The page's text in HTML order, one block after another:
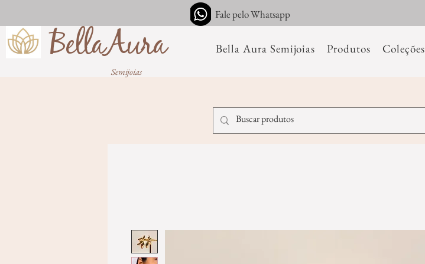
Fale pelo Whatsapp
BellaAura Bella Aura Semijoias Produtos Coleções
Semijoias